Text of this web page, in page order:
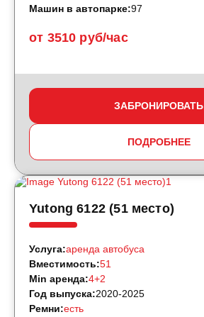
от 3510 руб/час
Машин в автопарке:97
ЗАБРОНИРОВАТЬ
ПОДРОБНЕЕ
Yutong 6122 (51 место)
Услуга:аренда автобуса
Вместимость:51
Min аренда:4+2
Год выпуска:2020-2025
Ремни:есть